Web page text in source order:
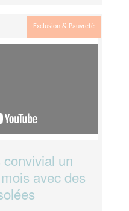
Exclusion & Pauvreté
un
avec des